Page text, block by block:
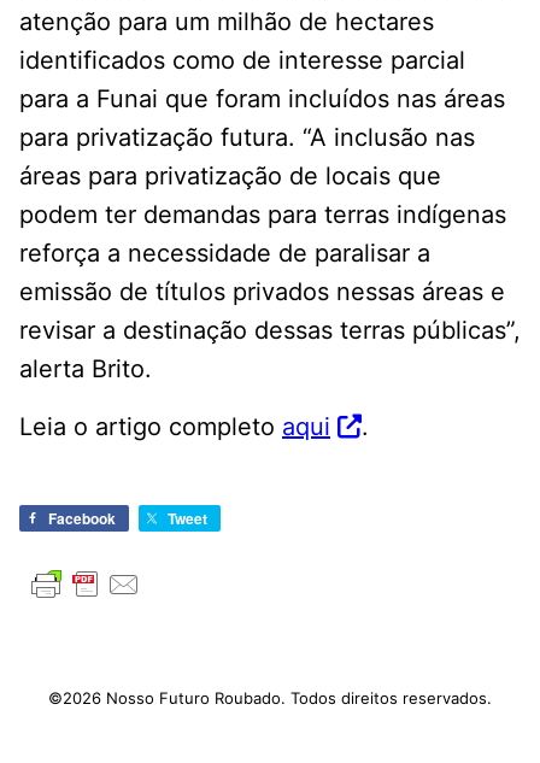
atenção para um milhão de hectares
identificados como de interesse parcial
para a Funai que foram incluídos nas áreas
para privatização futura. “A inclusão nas
áreas para privatização de locais que
podem ter demandas para terras indígenas
reforça a necessidade de paralisar a
emissão de títulos privados nessas áreas e
revisar a destinação dessas terras públicas”,
alerta Brito.
Leia o artigo completo aqui .
Facebook Tweet
©2026 Nosso Futuro Roubado. Todos direitos reservados.